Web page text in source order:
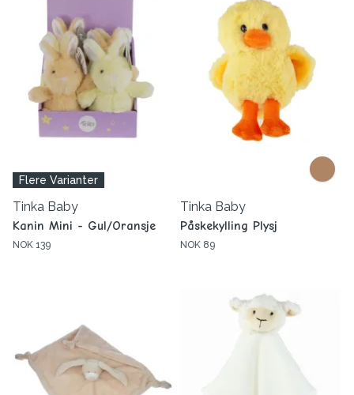
Flere Varianter
Tinka Baby
Kanin Mini - Gul/Oransje
NOK 139
Tinka Baby
Påskekylling Plysj
NOK 89